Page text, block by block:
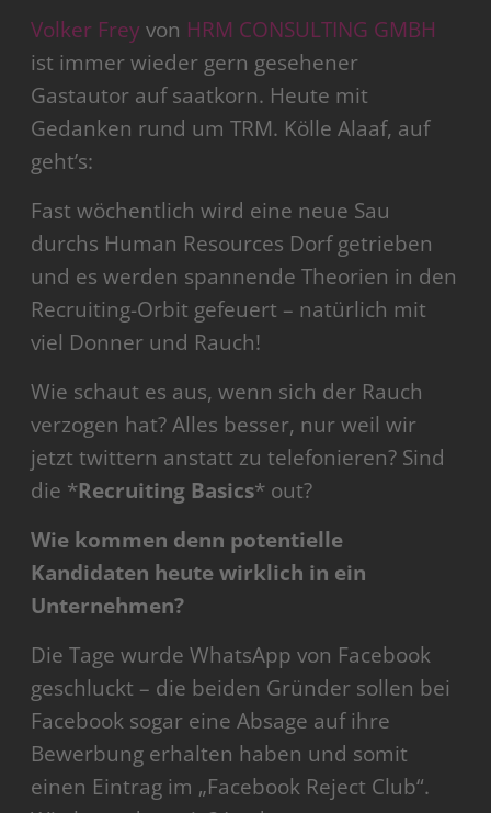
Volker Frey von HRM CONSULTING GMBH
ist immer wieder gern gesehener
Gastautor auf saatkorn. Heute mit
Gedanken rund um TRM. Kölle Alaaf, auf
geht’s:
Fast wöchentlich wird eine neue Sau
durchs Human Resources Dorf getrieben
und es werden spannende Theorien in den
Recruiting-Orbit gefeuert – natürlich mit
viel Donner und Rauch!
Wie schaut es aus, wenn sich der Rauch
verzogen hat? Alles besser, nur weil wir
jetzt twittern anstatt zu telefonieren? Sind
die *Recruiting Basics* out?
Wie kommen denn potentielle
Kandidaten heute wirklich in ein
Unternehmen?
Die Tage wurde WhatsApp von Facebook
geschluckt – die beiden Gründer sollen bei
Facebook sogar eine Absage auf ihre
Bewerbung erhalten haben und somit
einen Eintrag im „Facebook Reject Club“.